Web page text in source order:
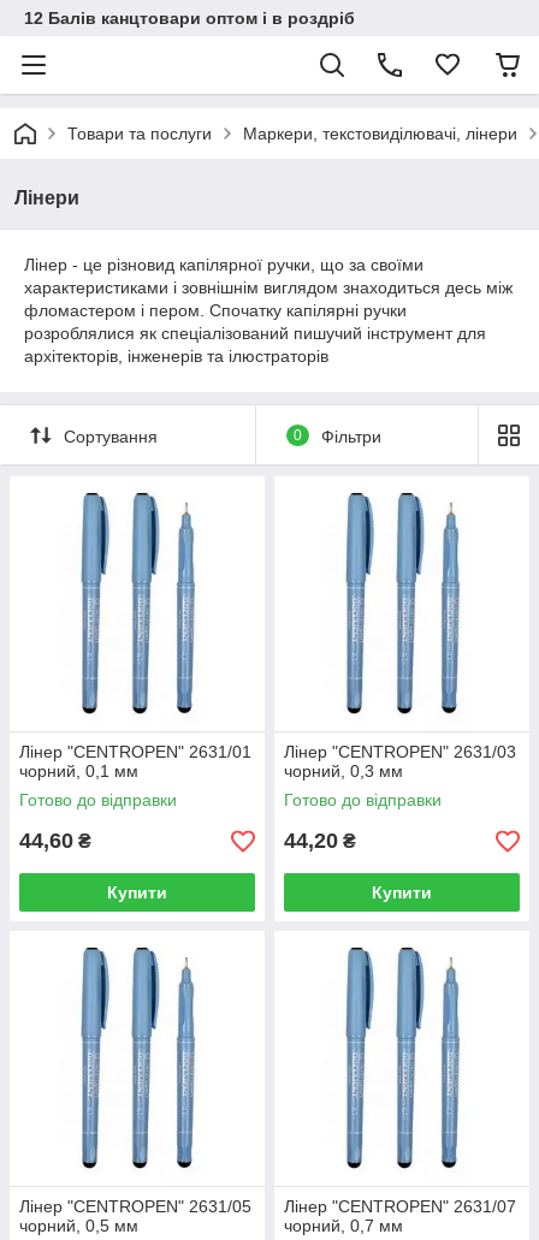
12 Балів канцтовари оптом і в роздріб
Товари та послуги Маркери, текстовиділювачі, лінери
Лінери
Лінер - це різновид капілярної ручки, що за своїми
характеристиками і зовнішнім виглядом знаходиться десь між
фломастером і пером. Спочатку капілярні ручки
розроблялися як спеціалізований пишучий інструмент для
архітекторів, інженерів та ілюстраторів
Сортування 0 Фільтри
Лінер "CENTROPEN" 2631/01
чорний, 0,1 мм
Готово до відправки
44,60 ₴
Купити
Лінер "CENTROPEN" 2631/03
чорний, 0,3 мм
Готово до відправки
44,20 ₴
Купити
Лінер "CENTROPEN" 2631/05
чорний, 0,5 мм
Лінер "CENTROPEN" 2631/07
чорний, 0,7 мм